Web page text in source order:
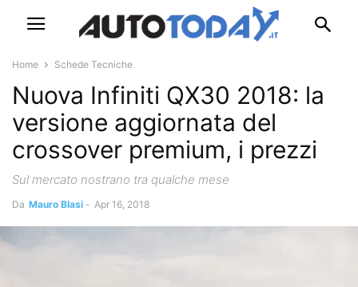
Home Schede Tecniche
Nuova Infiniti QX30 2018: la
versione aggiornata del
crossover premium, i prezzi
Sul mercato nostrano tra qualche mese
Da Mauro Blasi - Apr 16, 2018